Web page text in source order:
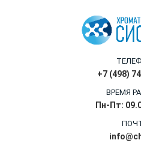
+7 (498)
ВРЕМЯ
Пн-Пт: